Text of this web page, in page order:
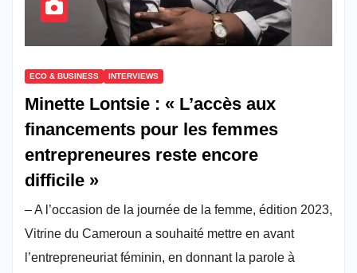
ECO & BUSINESS INTERVIEWS
Minette Lontsie : « L’accès aux
financements pour les femmes
entrepreneures reste encore
difficile »
– A l’occasion de la journée de la femme, édition 2023,
Vitrine du Cameroun a souhaité mettre en avant
l’entrepreneuriat féminin, en donnant la parole à